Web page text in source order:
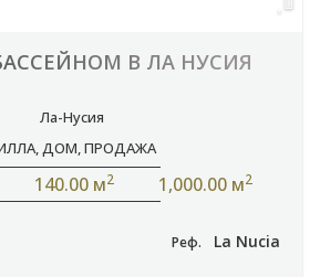
В ЛА НУСИЯ
Ла-Нусия
,ДОМ,ПРОДАЖА
140.00 м2 1,000.00 м2
Реф. La Nucia